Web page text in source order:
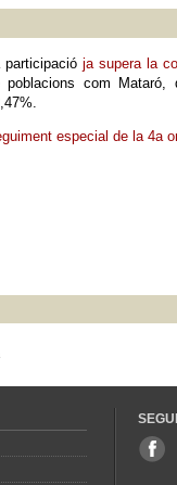
participació ja supera la
poblacions com
especial de la 4a